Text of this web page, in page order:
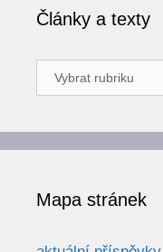
Články a texty
Články
a
Mapa stránek